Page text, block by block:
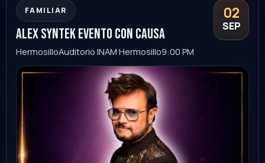
Comprar
madball
Hermosillo 9:00 PM